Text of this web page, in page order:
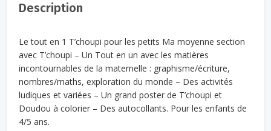
Description
Le tout en 1 T’choupi pour les petits Ma moyenne section
avec T’choupi – Un Tout en un avec les matières
incontournables de la maternelle : graphisme/écriture,
nombres/maths, exploration du monde – Des activités
ludiques et variées – Un grand poster de T’choupi et
Doudou à colorier – Des autocollants. Pour les enfants de
4/5 ans.